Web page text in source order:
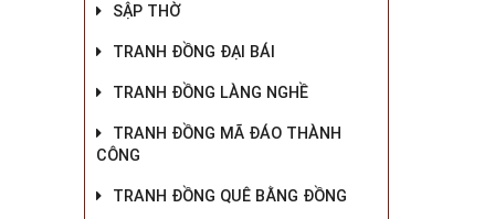
SẬP THỜ
TRANH ĐỒNG ĐẠI BÁI
TRANH ĐỒNG LÀNG NGHỀ
TRANH ĐỒNG MÃ ĐÁO THÀNH
CÔNG
TRANH ĐỒNG QUÊ BẰNG ĐỒNG